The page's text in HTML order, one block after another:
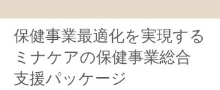
​保健事業最適化を実現する
ミナケアの保健事業総合
支援パッケージ